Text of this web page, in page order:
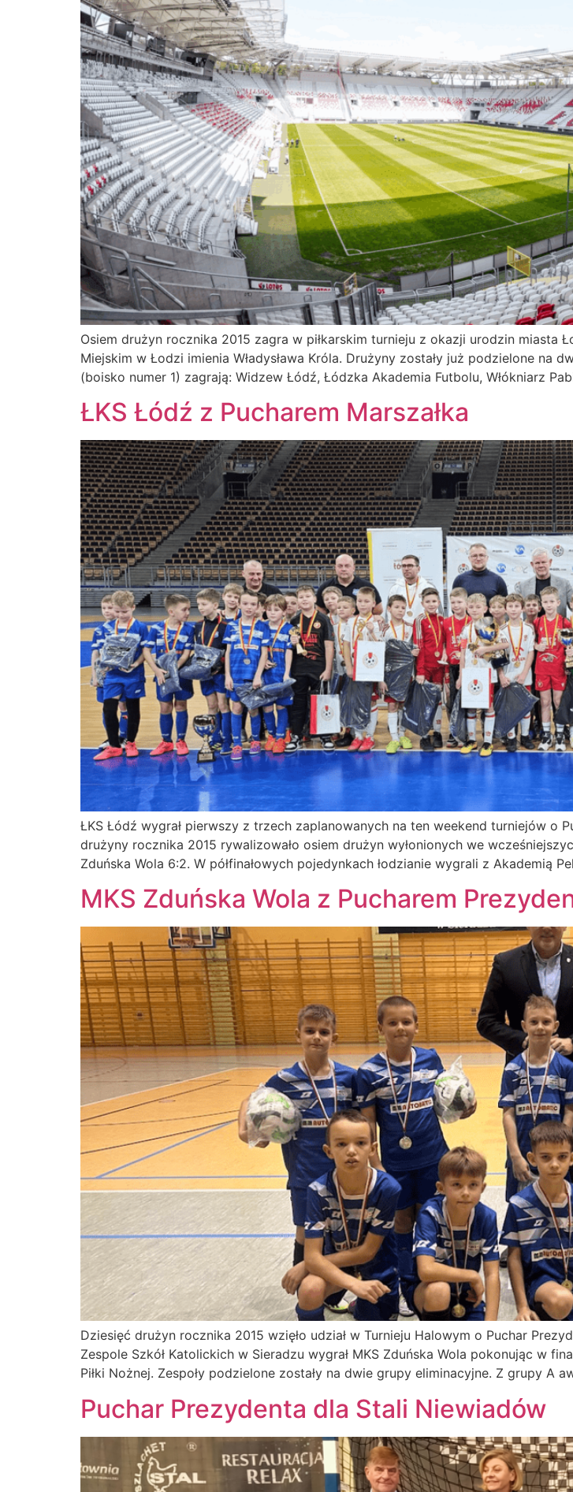
Osiem drużyn rocznika 2015 zagra w piłkarskim turnieju z okazji urodzin miasta
Miejskim w Łodzi imienia Władysława Króla. Drużyny zostały już podzielone na
(boisko numer 1) zagrają: Widzew Łódź, Łódzka Akademia Futbolu, Włókniarz
ŁKS Łódź z Pucharem Marszałka
ŁKS Łódź wygrał pierwszy z trzech zaplanowanych na ten weekend turniejów o
drużyny rocznika 2015 rywalizowało osiem drużyn wyłonionych we
Zduńska Wola 6:2. W półfinałowych pojedynkach łodzianie wygrali z Akademią
MKS Zduńska Wola z Pucharem
Dziesięć drużyn rocznika 2015 wzięło udział w Turnieju Halowym o Puchar
Zespole Szkół Katolickich w Sieradzu wygrał MKS Zduńska Wola pokonując w
Piłki Nożnej. Zespoły podzielone zostały na dwie grupy eliminacyjne. Z grupy A
Puchar Prezydenta dla Stali Niewiadów